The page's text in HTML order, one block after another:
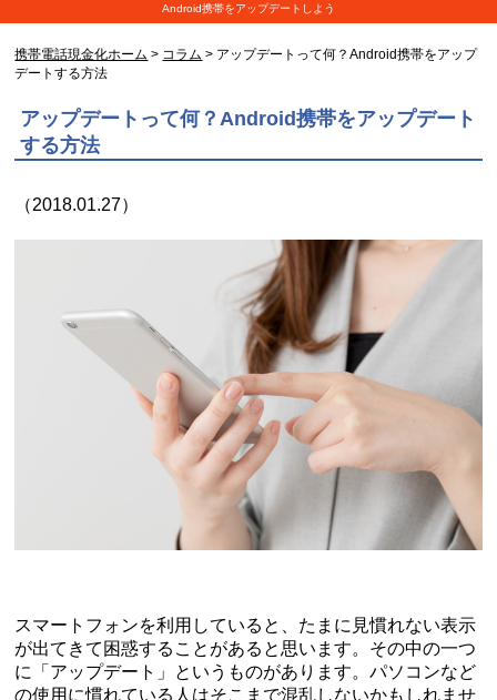
Android携帯をアップデートしよう
携帯電話現金化ホーム > コラム > アップデートって何？Android携帯をアップ
デートする方法
アップデートって何？Android携帯をアップデート
する方法
（2018.01.27）
スマートフォンを利用していると、たまに見慣れない表示
が出てきて困惑することがあると思います。その中の一つ
に「アップデート」というものがあります。パソコンなど
の使用に慣れている人はそこまで混乱しないかもしれませ